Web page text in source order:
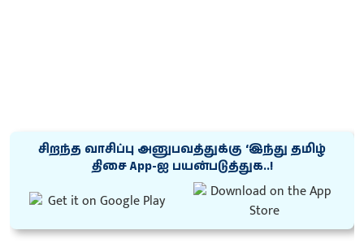
சிறந்த வாசிப்பு அனுபவத்துக்கு ‘இந்து தமிழ்
திசை App-ஐ பயன்படுத்துக..!